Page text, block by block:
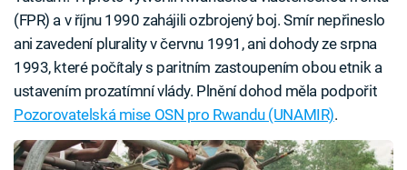
(FPR) a v říjnu 1990 zahájili ozbrojený boj. Smír nepřineslo
ani zavedení plurality v červnu 1991, ani dohody ze srpna
1993, které počítaly s paritním zastoupením obou etnik a
ustavením prozatímní vlády. Plnění dohod měla podpořit
Pozorovatelská mise OSN pro Rwandu (UNAMIR).